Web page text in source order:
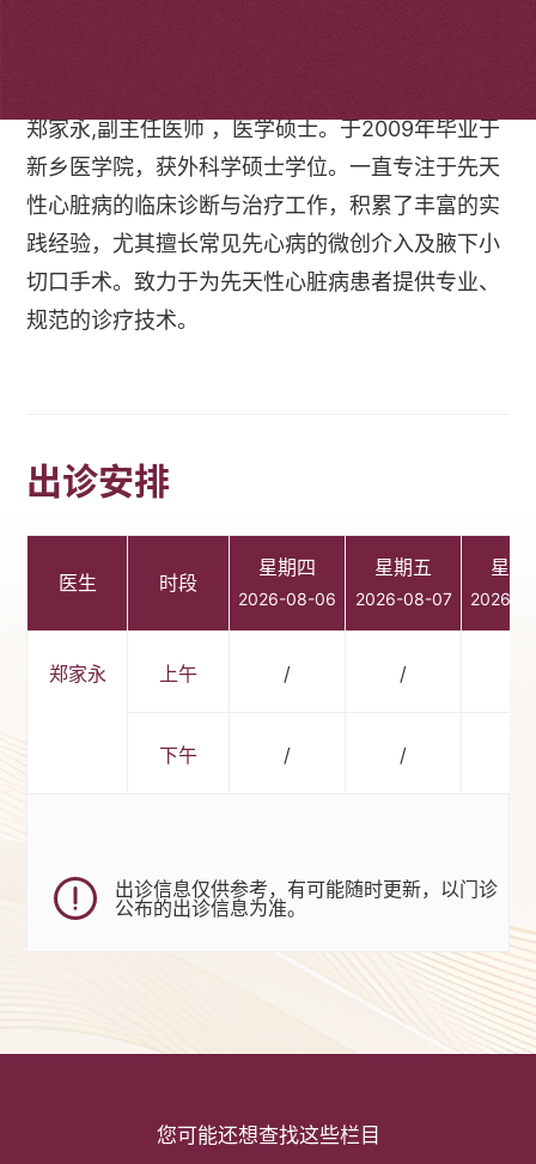
郑家永,副主任医师 ，医学硕士。于2009年毕业于
新乡医学院，获外科学硕士学位。一直专注于先天
性心脏病的临床诊断与治疗工作，积累了丰富的实
践经验，尤其擅长常见先心病的微创介入及腋下小
切口手术。致力于为先天性心脏病患者提供专业、
规范的诊疗技术。
出诊安排
医生 时段
星期四
2026-08-06
星期五
2026-08-07
星期
2026-
郑家永 上午 / /
下午 / /
出诊信息仅供参考，有可能随时更新，以门诊
公布的出诊信息为准。
您可能还想查找这些栏目